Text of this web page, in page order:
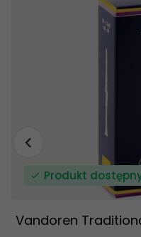
Produkt
Vandoren